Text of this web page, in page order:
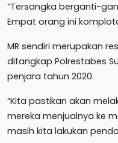
“Tersangka berganti-
Empat orang ini
MR sendiri merupakan
ditangkap Polrestabes
penjara tahun 2020.
“Kita pastikan akan
mereka menjualnya ke
masih kita lakukan